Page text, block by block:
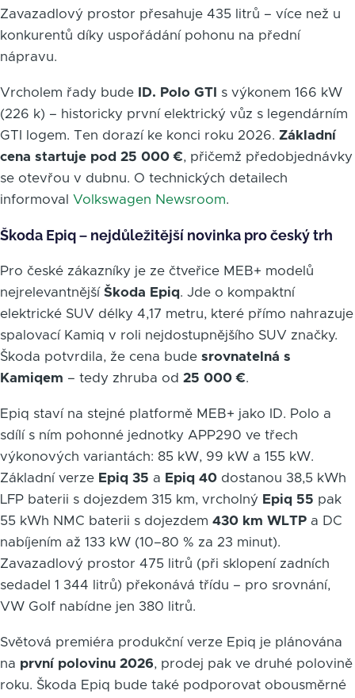
Zavazadlový prostor přesahuje 435 litrů – více než u
konkurentů díky uspořádání pohonu na přední
nápravu.
Vrcholem řady bude ID. Polo GTI
s výkonem 166 kW
(226 k) – historicky první elektrický vůz s legendárním
GTI logem. Ten dorazí ke konci roku 2026. Základní
cena startuje pod 25 000 €, přičemž předobjednávky
se otevřou v dubnu. O technických detailech
informoval Volkswagen Newsroom.
Škoda Epiq – nejdůležitější novinka pro český trh
Pro české zákazníky je ze čtveřice MEB+ modelů
nejrelevantnější Škoda Epiq. Jde o kompaktní
elektrické SUV délky 4,17 metru, které přímo nahrazuje
spalovací Kamiq v roli nejdostupnějšího SUV značky.
Škoda potvrdila, že cena bude srovnatelná s
Kamiqem – tedy zhruba od 25 000 €.
Epiq staví na stejné platformě MEB+ jako ID. Polo a
sdílí s ním pohonné jednotky APP290 ve třech
výkonových variantách: 85 kW, 99 kW a 155 kW.
Základní verze Epiq 35 a Epiq 40 dostanou 38,5 kWh
LFP baterii s dojezdem 315 km, vrcholný Epiq 55 pak
55 kWh NMC baterii s dojezdem 430 km WLTP a DC
nabíjením až 133 kW (10–80 % za 23 minut).
Zavazadlový prostor 475 litrů (při sklopení zadních
sedadel 1 344 litrů) překonává třídu – pro srovnání,
VW Golf nabídne jen 380 litrů.
Světová premiéra produkční verze Epiq je plánována
na první polovinu 2026, prodej pak ve druhé polovině
roku. Škoda Epiq bude také podporovat obousměrné